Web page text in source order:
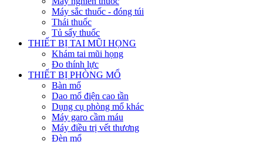
Máy sắc thuốc - đóng túi
Thái thuốc
Tủ sấy thuốc
THIẾT BỊ TAI MŨI HỌNG
Khám tai mũi họng
Đo thính lực
THIẾT BỊ PHÒNG MỔ
Bàn mổ
Dao mổ điện cao tần
Dụng cụ phòng mổ khác
Máy garo cầm máu
Máy điều trị vết thương
Đèn mổ